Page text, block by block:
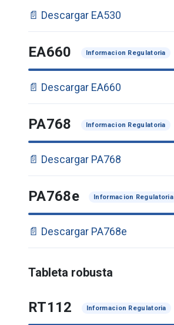
📄 Descargar EA530
EA660 Informacion Regulatoria
📄 Descargar EA660
PA768 Informacion Regulatoria
📄 Descargar PA768
PA768e Informacion Regulatoria
📄 Descargar PA768e
Tableta robusta
RT112 Informacion Regulatoria